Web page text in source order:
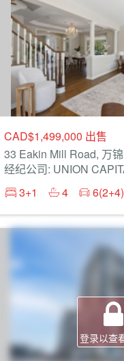
CAD$1,499,000 出售
33 Eakin Mill Road, 万锦
经纪公司: UNION
3+1
4 6(2+4)
登录以查